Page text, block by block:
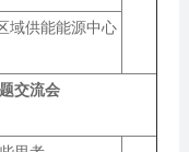
域供能能源中心
交流会